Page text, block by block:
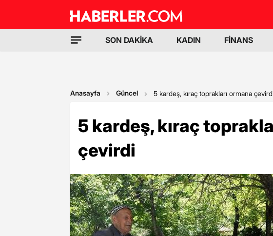
SON DAKİKA KADIN FİNANS
Anasayfa Güncel 5 kardeş, kıraç toprakları ormana
5 kardeş, kıraç
çevirdi